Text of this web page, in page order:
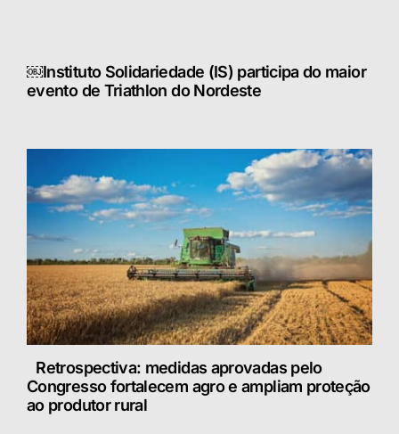
￼Instituto Solidariedade (IS) participa do maior
evento de Triathlon do Nordeste
Retrospectiva: medidas aprovadas pelo
Congresso fortalecem agro e ampliam proteção
ao produtor rural